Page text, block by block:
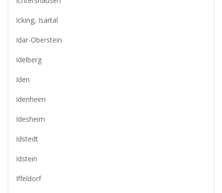
Icking, Isartal
Idar-Oberstein
Idelberg
Iden
Idenheim
Idesheim
Idstedt
Idstein
Iffeldorf